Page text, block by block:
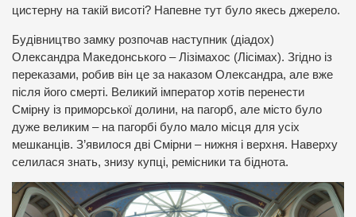
цистерну на такій висоті? Напевне тут було якесь джерело.
Будівництво замку розпочав наступник (діадох)
Олександра Македонського – Лізімахос (Лісімах). Згідно із
переказами, робив він це за наказом Олександра, але вже
після його смерті. Великий імператор хотів перенести
Смірну із приморської долини, на пагорб, але місто було
дуже великим – на пагорбі було мало місця для усіх
мешканців. З’явилося дві Смірни – нижня і верхня. Наверху
селилася знать, знизу купці, ремісники та біднота.